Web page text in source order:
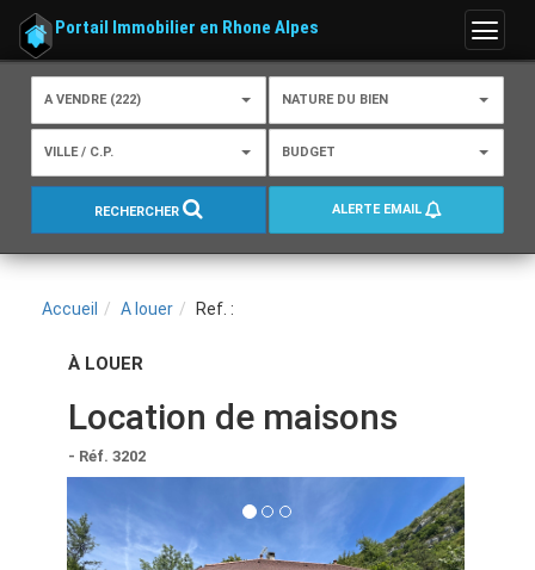
Menu
Portail Immobilier en Rhone Alpes
A VENDRE (222) NATURE DU BIEN
VILLE / C.P. BUDGET
RECHERCHER ALERTE EMAIL
Accueil A louer Ref. :
À LOUER
Location de maisons
- Réf. 3202